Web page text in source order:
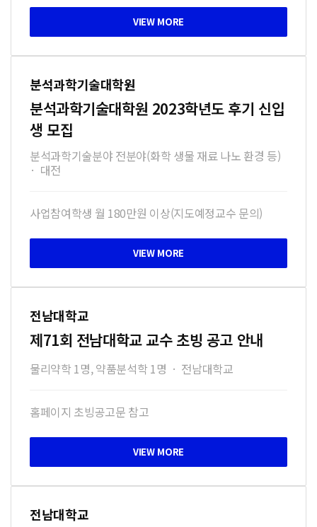
분석과학기술대학원
분석과학기술대학원 2023학년도 후기 신입
생 모집
분석과학기술분야 전분야(화학 생물 재료 나노 환경 등)
· 대전
사업참여학생 월 180만원 이상(지도예정교수 문의)
전남대학교
제71회 전남대학교 교수 초빙 공고 안내
물리약학 1명, 약품분석학 1명 · 전남대학교
홈페이지 초빙공고문 참고
전남대학교